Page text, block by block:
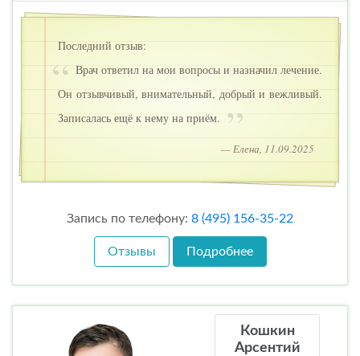
Последний отзыв:
Врач ответил на мои вопросы и назначил лечение.
Он отзывчивый, внимательный, добрый и вежливый.
Записалась ещё к нему на приём.
— Елена, 11.09.2025
Запись по телефону: 8 (495) 156-35-22
Отзывы Подробнее
Кошкин
Арсентий